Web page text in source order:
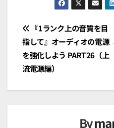
投
稿
ナ
ビ
『1ランク上の音質を目
指して』オーディオの電源
を強化しよう PART26（上
流電源編）
By